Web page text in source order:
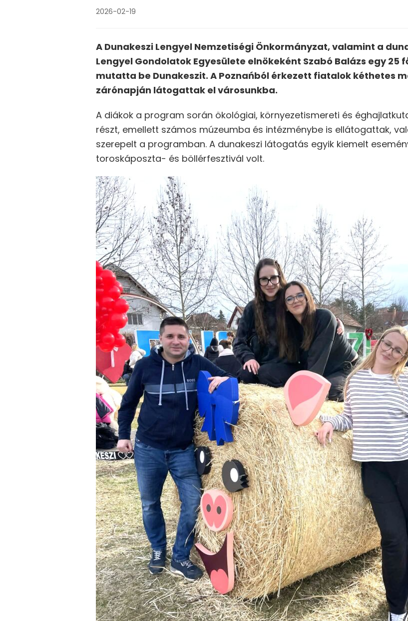
2026-02-19
A Dunakeszi Lengyel Nemzetiségi Önkormányzat, valamint a
Lengyel Gondolatok Egyesülete elnökeként Szabó Balázs egy
mutatta be Dunakeszit. A Poznańból érkezett fiatalok kéthetes
zárónapján látogattak el városunkba.
A diákok a program során ökológiai, környezetismereti és
részt, emellett számos múzeumba és intézménybe is ellátogattak,
szerepelt a programban. A dunakeszi látogatás egyik kiemelt
toroskáposzta- és böllérfesztivál volt.